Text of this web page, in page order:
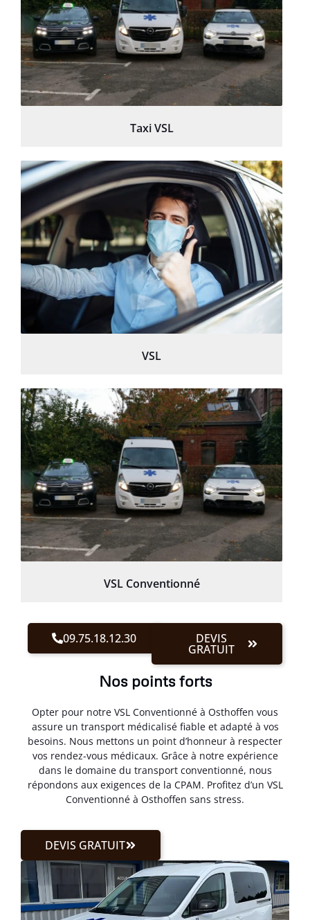
Taxi VSL
VSL
VSL Conventionné
09.75.18.12.30 DEVIS
GRATUIT
Nos points forts
Opter pour notre VSL Conventionné à Osthoffen vous
assure un transport médicalisé fiable et adapté à vos
besoins. Nous mettons un point d’honneur à respecter
vos rendez-vous médicaux. Grâce à notre expérience
dans le domaine du transport conventionné, nous
répondons aux exigences de la CPAM. Profitez d’un VSL
Conventionné à Osthoffen sans stress.
DEVIS GRATUIT